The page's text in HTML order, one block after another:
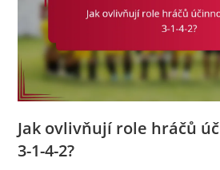
Jak ovlivňují role hráčů
3-1-4-2?